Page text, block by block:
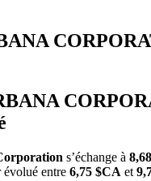
s’échange à
évolué entre 6,75 $CA et